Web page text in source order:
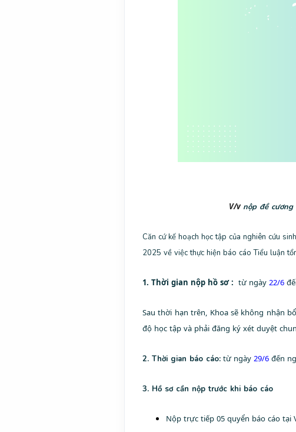
V/v nộp đề
Căn cứ kế hoạch học tập của nghiên cứu
2025 về việc thực hiện báo cáo Tiểu luận
1. Thời gian nộp hồ sơ : từ ngày 22/6
Sau thời hạn trên, Khoa sẽ không nhận
độ học tập và phải đăng ký xét duyệt
2. Thời gian báo cáo: từ ngày 29/6 đến
3. Hồ sơ cần nộp trước khi báo cáo
Nộp trực tiếp 05 quyển báo cáo tại